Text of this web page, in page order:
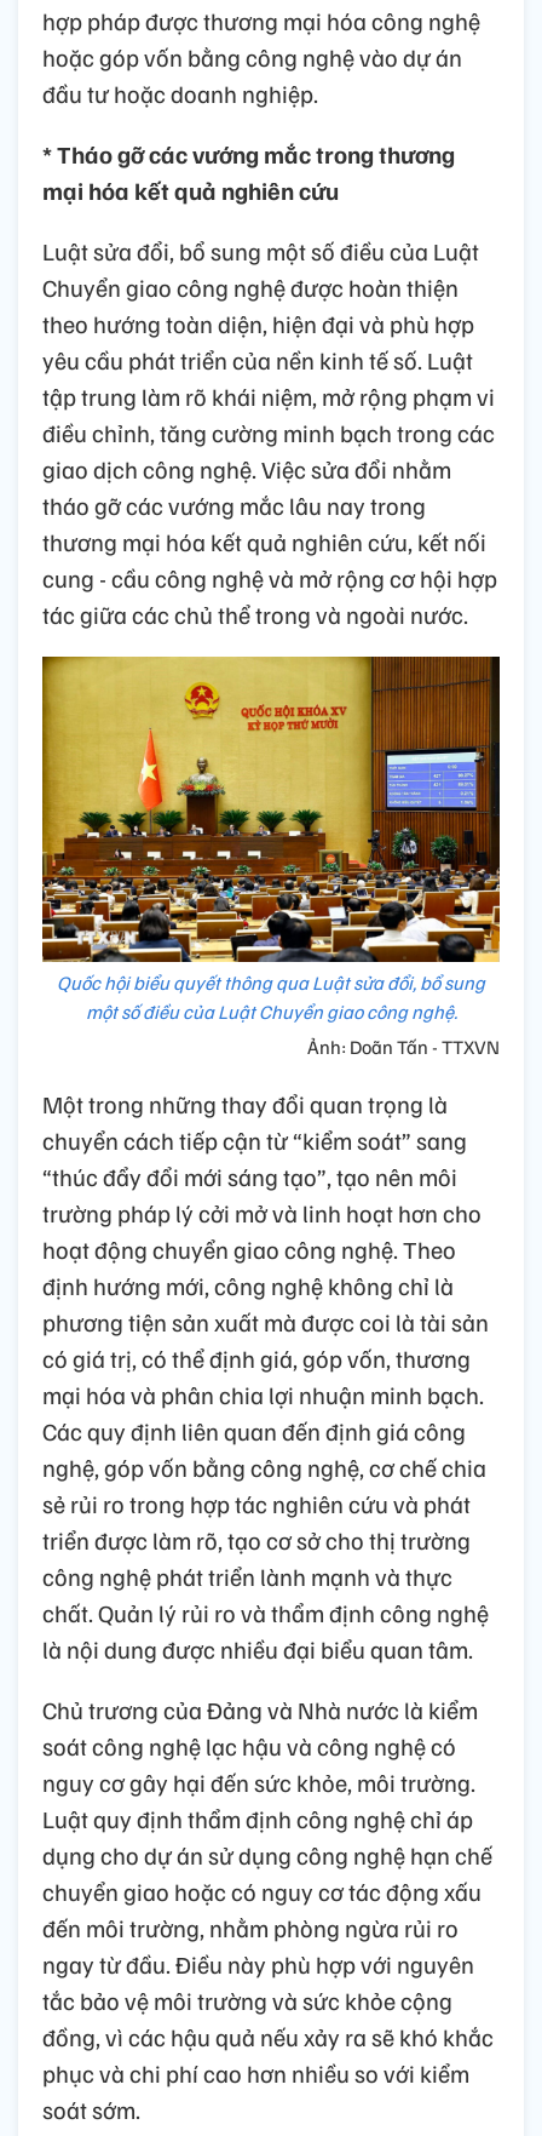
hợp pháp được thương mại hóa công nghệ
hoặc góp vốn bằng công nghệ vào dự án
đầu tư hoặc doanh nghiệp.
* Tháo gỡ các vướng mắc trong thương
mại hóa kết quả nghiên cứu
Luật sửa đổi, bổ sung một số điều của Luật
Chuyển giao công nghệ được hoàn thiện
theo hướng toàn diện, hiện đại và phù hợp
yêu cầu phát triển của nền kinh tế số. Luật
tập trung làm rõ khái niệm, mở rộng phạm vi
điều chỉnh, tăng cường minh bạch trong các
giao dịch công nghệ. Việc sửa đổi nhằm
tháo gỡ các vướng mắc lâu nay trong
thương mại hóa kết quả nghiên cứu, kết nối
cung - cầu công nghệ và mở rộng cơ hội hợp
tác giữa các chủ thể trong và ngoài nước.
Quốc hội biểu quyết thông qua Luật sửa đổi, bổ sung
một số điều của Luật Chuyển giao công nghệ.
Ảnh: Doãn Tấn - TTXVN
Một trong những thay đổi quan trọng là
chuyển cách tiếp cận từ “kiểm soát” sang
“thúc đẩy đổi mới sáng tạo”, tạo nên môi
trường pháp lý cởi mở và linh hoạt hơn cho
hoạt động chuyển giao công nghệ. Theo
định hướng mới, công nghệ không chỉ là
phương tiện sản xuất mà được coi là tài sản
có giá trị, có thể định giá, góp vốn, thương
mại hóa và phân chia lợi nhuận minh bạch.
Các quy định liên quan đến định giá công
nghệ, góp vốn bằng công nghệ, cơ chế chia
sẻ rủi ro trong hợp tác nghiên cứu và phát
triển được làm rõ, tạo cơ sở cho thị trường
công nghệ phát triển lành mạnh và thực
chất. Quản lý rủi ro và thẩm định công nghệ
là nội dung được nhiều đại biểu quan tâm.
Chủ trương của Đảng và Nhà nước là kiểm
soát công nghệ lạc hậu và công nghệ có
nguy cơ gây hại đến sức khỏe, môi trường.
Luật quy định thẩm định công nghệ chỉ áp
dụng cho dự án sử dụng công nghệ hạn chế
chuyển giao hoặc có nguy cơ tác động xấu
đến môi trường, nhằm phòng ngừa rủi ro
ngay từ đầu. Điều này phù hợp với nguyên
tắc bảo vệ môi trường và sức khỏe cộng
đồng, vì các hậu quả nếu xảy ra sẽ khó khắc
phục và chi phí cao hơn nhiều so với kiểm
soát sớm.